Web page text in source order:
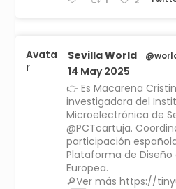
Avata
r
Sevilla World
14 May 2025
👉 Es Macarena
investigadora del
Microelectrónica de
@PCTcartuja.
participación
Plataforma de Diseño
Europea.
🔎Ver más https://